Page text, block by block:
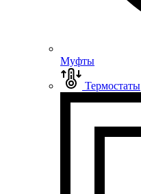
Муфты
Термостаты